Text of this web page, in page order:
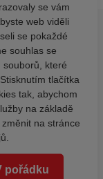
se vám
web viděli
se pokaždé
souhlas se
souborů, které
tlačítka
tak, abychom
na základě
na stránce
pořádku